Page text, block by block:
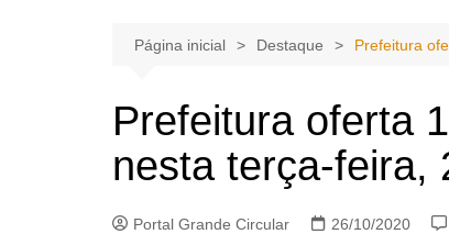
Página inicial Destaque Prefeitura
Prefeitura oferta
nesta terça-feira,
Portal Grande Circular 26/10/2020